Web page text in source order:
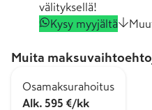
välityksellä!
Kysy myyjältä
Muita
Osamaksurahoitus
Alk. 595 €/kk